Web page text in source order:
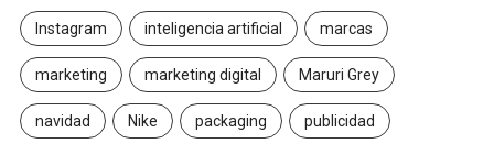
Instagram inteligencia artificial marcas
marketing marketing digital Maruri Grey
navidad Nike packaging publicidad